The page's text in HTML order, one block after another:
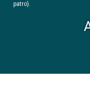
patro).